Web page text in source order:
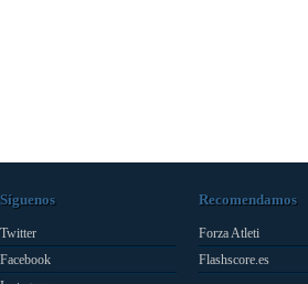
Síguenos
Twitter
Facebook
Recomendamos
Forza Atleti
Flashscore.es